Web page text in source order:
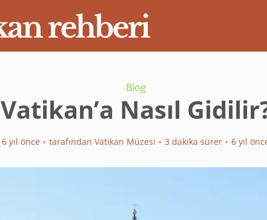
Blog
Vatikan’a Nasıl
6 yıl önce tarafından Vatikan Müzesi 3 dakika sürer 6 yıl